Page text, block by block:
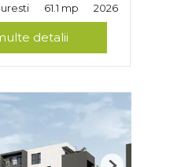
61.1 mp 2026
detalii